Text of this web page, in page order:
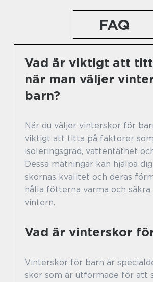
FAQ
Vad är viktigt att
när man väljer
barn?
När du väljer vinterskor för
viktigt att titta på faktorer som
isoleringsgrad, vattentäthet
Dessa mätningar kan hjälpa
skornas kvalitet och deras
hålla fötterna varma och säkra
vintern.
Vad är vinterskor
Vinterskor för barn är
skor som är utformade för att